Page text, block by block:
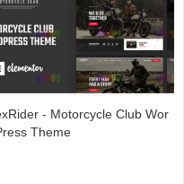
- Motorcycle Club Wor
Theme